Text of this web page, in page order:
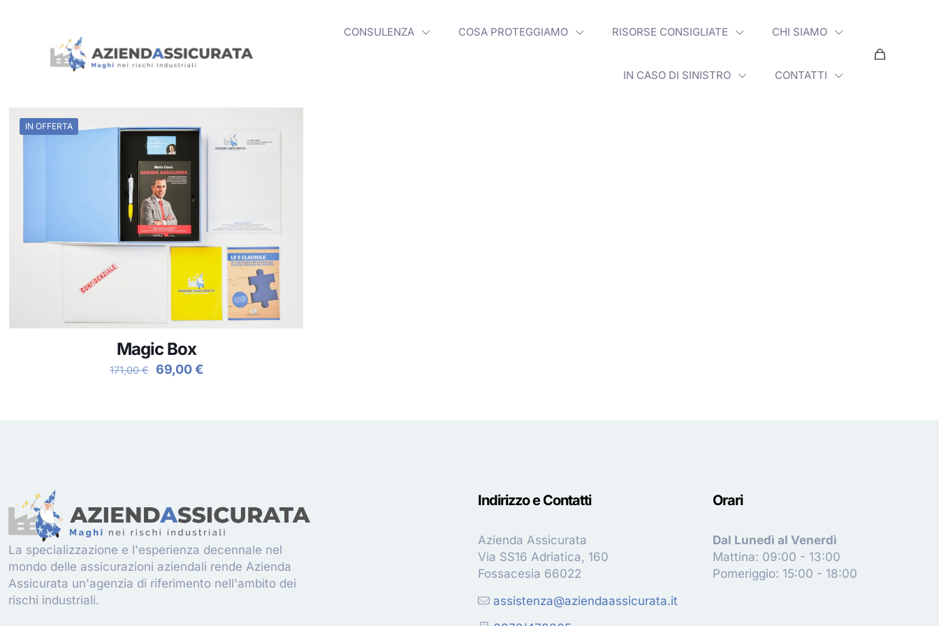
CONSULENZA COSA PROTEGGIAMO RISORSE CONSIGLIATE CHI SIAMO
IN CASO DI SINISTRO CONTATTI
IN OFFERTA
Magic Box
171,00€
Il
69,00€Il
La specializzazione e l'esperienza decennale nel
mondo delle assicurazioni aziendali rende Azienda
Assicurata un'agenzia di riferimento nell'ambito dei
rischi industriali.
Indirizzo e Contatti
Azienda Assicurata
Via SS16 Adriatica, 160
Fossacesia 66022
assistenza@aziendaassicurata.it
Orari
Dal Lunedì al Venerdì
Mattina: 09:00 - 13:00
Pomeriggio: 15:00 - 18:00